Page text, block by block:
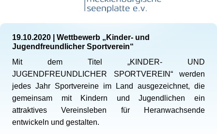
19.10.2020
Wettbewerb „Kinder- und
Jugendfreundlicher Sportverein“
Mit dem Titel „KINDER- UND
JUGENDFREUNDLICHER SPORTVEREIN“ werden
jedes Jahr Sportvereine im Land ausgezeichnet, die
gemeinsam mit Kindern und Jugendlichen ein
attraktives Vereinsleben für Heranwachsende
entwickeln und gestalten.